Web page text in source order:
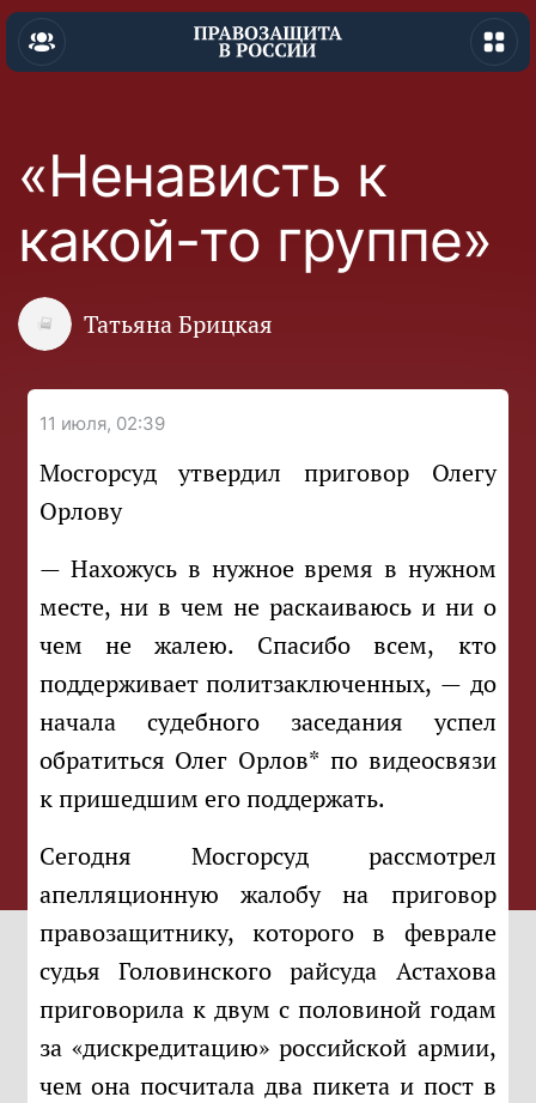
«Ненависть к
какой-то группе»
Татьяна Брицкая
11 июля, 02:39
Мосгорсуд утвердил приговор Олегу
Орлову
— Нахожусь в нужное время в нужном
месте, ни в чем не раскаиваюсь и ни о
чем не жалею. Спасибо всем, кто
поддерживает политзаключенных, — до
начала судебного заседания успел
обратиться Олег Орлов* по видеосвязи
к пришедшим его поддержать.
Сегодня Мосгорсуд рассмотрел
апелляционную жалобу на приговор
правозащитнику, которого в феврале
судья Головинского райсуда Астахова
приговорила к двум с половиной годам
за «дискредитацию» российской армии,
чем она посчитала два пикета и пост в